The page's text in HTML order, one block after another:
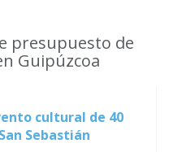
presupuesto de
Guipúzcoa
cultural de 40
Sebastián